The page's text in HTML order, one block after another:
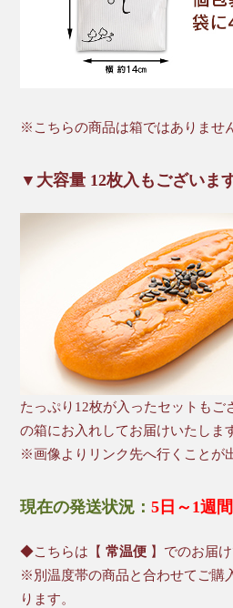
※こちらの商品は箱ではありませ
▼大容量 12枚入もございます
たっぷり12枚が入ったセットもご
の箱にお入れしてお届けいたしま
※画像よりリンク先へ行くことが
現在の発送状況： 5日～1週
◆こちらは【 常温便】でのお届け
※別温度帯の商品と合わせてご購
ります。